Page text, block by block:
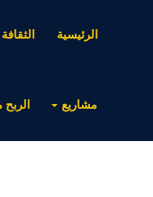
الرئيسية
مشاريع